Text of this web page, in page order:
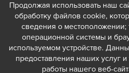
Продолжая использовать наш
обработку файлов cookie,
сведения о
операционной системы и
используемом устройстве.
предоставления наших услуг
работы нашего веб-